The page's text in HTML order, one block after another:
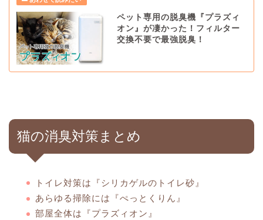
ペット専用の脱臭機『プラズィ
オン』が凄かった！フィルター
交換不要で最強脱臭！
猫の消臭対策まとめ
トイレ対策は『シリカゲルのトイレ砂』
あらゆる掃除には『ぺっとくりん』
部屋全体は『プラズィオン』